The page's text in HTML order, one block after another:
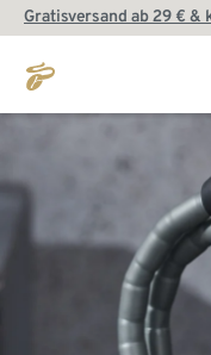
Gratisversand ab 29 € &